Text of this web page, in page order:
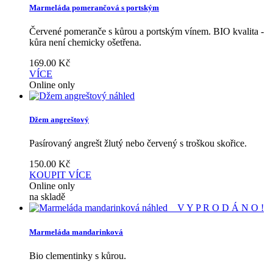
Marmeláda pomerančová s portským
Červené pomeranče s kůrou a portským vínem. BIO kvalita -
kůra není chemicky ošetřena.
169.00 Kč
VÍCE
Online only
náhled
Džem angreštový
Pasírovaný angrešt žlutý nebo červený s troškou skořice.
150.00 Kč
KOUPIT VÍCE
Online only
na skladě
náhled
V Y P R O D Á N O !
Marmeláda mandarinková
Bio clementinky s kůrou.